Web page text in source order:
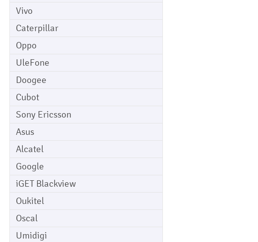
Vivo
Caterpillar
Oppo
UleFone
Doogee
Cubot
Sony Ericsson
Asus
Alcatel
Google
iGET Blackview
Oukitel
Oscal
Umidigi